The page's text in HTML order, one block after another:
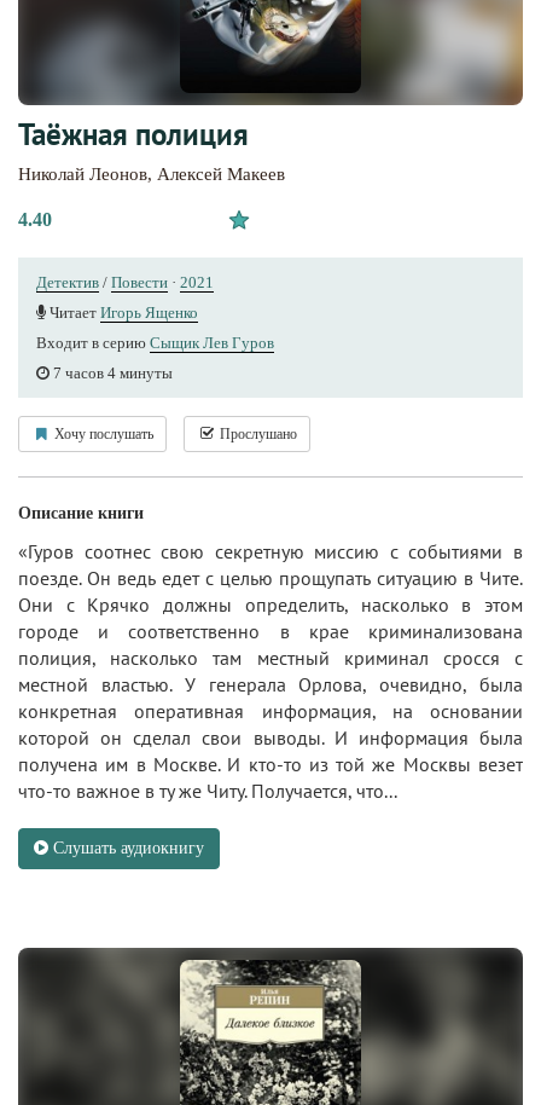
Таёжная полиция
Николай Леонов, Алексей Макеев
4.40
Детектив / Повести · 2021
Читает Игорь Ященко
Входит в серию Сыщик Лев Гуров
7 часов 4 минуты
Хочу послушать Прослушано
Описание книги
«Гуров соотнес свою секретную миссию с событиями в
поезде. Он ведь едет с целью прощупать ситуацию в Чите.
Они с Крячко должны определить, насколько в этом
городе и соответственно в крае криминализована
полиция, насколько там местный криминал сросся с
местной властью. У генерала Орлова, очевидно, была
конкретная оперативная информация, на основании
которой он сделал свои выводы. И информация была
получена им в Москве. И кто-то из той же Москвы везет
что-то важное в ту же Читу. Получается, что...
Слушать аудиокнигу